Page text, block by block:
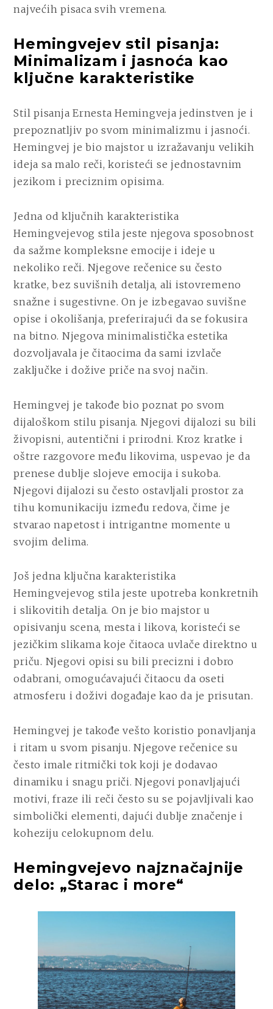
najvećih pisaca svih vremena.
Hemingvejev stil pisanja:
Minimalizam i jasnoća kao
ključne karakteristike
Stil pisanja Ernesta Hemingveja jedinstven je i
prepoznatljiv po svom minimalizmu i jasnoći.
Hemingvej je bio majstor u izražavanju velikih
ideja sa malo reči, koristeći se jednostavnim
jezikom i preciznim opisima.
Jedna od ključnih karakteristika
Hemingvejevog stila jeste njegova sposobnost
da sažme kompleksne emocije i ideje u
nekoliko reči. Njegove rečenice su često
kratke, bez suvišnih detalja, ali istovremeno
snažne i sugestivne. On je izbegavao suvišne
opise i okolišanja, preferirajući da se fokusira
na bitno. Njegova minimalistička estetika
dozvoljavala je čitaocima da sami izvlače
zaključke i dožive priče na svoj način.
Hemingvej je takođe bio poznat po svom
dijaloškom stilu pisanja. Njegovi dijalozi su bili
živopisni, autentični i prirodni. Kroz kratke i
oštre razgovore među likovima, uspevao je da
prenese dublje slojeve emocija i sukoba.
Njegovi dijalozi su često ostavljali prostor za
tihu komunikaciju između redova, čime je
stvarao napetost i intrigantne momente u
svojim delima.
Još jedna ključna karakteristika
Hemingvejevog stila jeste upotreba konkretnih
i slikovitih detalja. On je bio majstor u
opisivanju scena, mesta i likova, koristeći se
jezičkim slikama koje čitaoca uvlače direktno u
priču. Njegovi opisi su bili precizni i dobro
odabrani, omogućavajući čitaocu da oseti
atmosferu i doživi događaje kao da je prisutan.
Hemingvej je takođe vešto koristio ponavljanja
i ritam u svom pisanju. Njegove rečenice su
često imale ritmički tok koji je dodavao
dinamiku i snagu priči. Njegovi ponavljajući
motivi, fraze ili reči često su se pojavljivali kao
simbolički elementi, dajući dublje značenje i
koheziju celokupnom delu.
Hemingvejevo najznačajnije
delo: „Starac i more“